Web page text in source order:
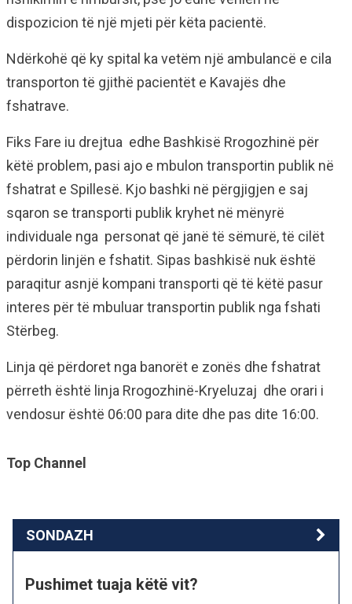
dispozicion të një mjeti për këta pacientë.
Ndërkohë që ky spital ka vetëm një ambulancë e cila
transporton të gjithë pacientët e Kavajës dhe
fshatrave.
Fiks Fare iu drejtua edhe Bashkisë Rrogozhinë për
këtë problem, pasi ajo e mbulon transportin publik në
fshatrat e Spillesë. Kjo bashki në përgjigjen e saj
sqaron se transporti publik kryhet në mënyrë
individuale nga personat që janë të sëmurë, të cilët
përdorin linjën e fshatit. Sipas bashkisë nuk është
paraqitur asnjë kompani transporti që të këtë pasur
interes për të mbuluar transportin publik nga fshati
Stërbeg.
Linja që përdoret nga banorët e zonës dhe fshatrat
përreth është linja Rrogozhinë-Kryeluzaj dhe orari i
vendosur është 06:00 para dite dhe pas dite 16:00.
Top Channel
SONDAZH
Pushimet tuaja këtë vit?